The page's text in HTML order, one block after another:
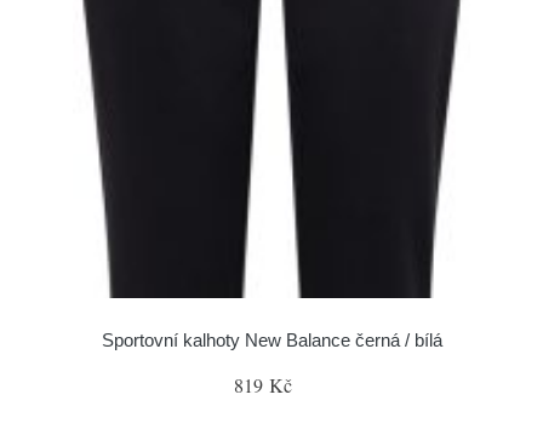
Sportovní kalhoty New Balance černá / bílá
819 Kč